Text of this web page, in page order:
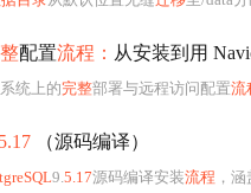
配置流程： 从安装到用
系统上的完整部署与远程访问配置流
5.17 （源码编译）
9.5.17源码编译安装流程 ，